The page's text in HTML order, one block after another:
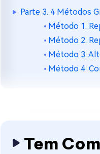
Parte 3. 4 Métodos
Método 1.
Método 2.
Método 3.
Método 4.
Tem